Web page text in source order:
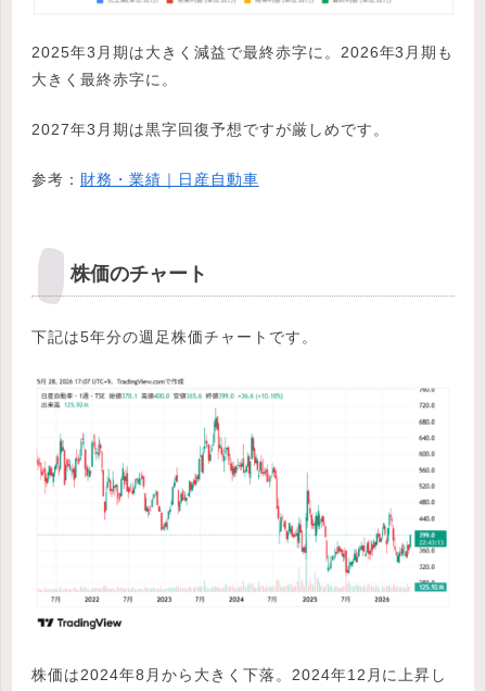
2025年3月期は大きく減益で最終赤字に。2026年3月期も
大きく最終赤字に。
2027年3月期は黒字回復予想ですが厳しめです。
参考： 財務・業績｜日産自動車
株価のチャート
下記は5年分の週足株価チャートです。
株価は2024年8月から大きく下落。2024年12月に上昇し